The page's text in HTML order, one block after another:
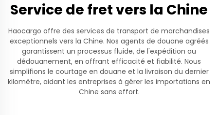
Service de fret vers la Chine
Haocargo offre des services de transport de marchandises
exceptionnels vers la Chine. Nos agents de douane agréés
garantissent un processus fluide, de l'expédition au
dédouanement, en offrant efficacité et fiabilité. Nous
simplifions le courtage en douane et la livraison du dernier
kilomètre, aidant les entreprises à gérer les importations en
Chine sans effort.